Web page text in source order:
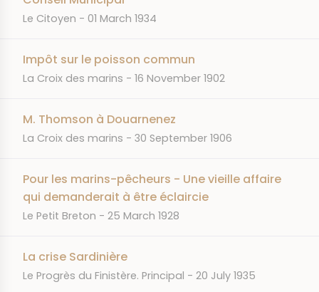
JOURNAL
Le Citoyen DATE
01 March 1934
Impôt sur le poisson commun
JOURNAL
La Croix des marins DATE
16 November 1902
M. Thomson à Douarnenez
JOURNAL
La Croix des marins DATE
30 September 1906
Pour les marins-pêcheurs - Une vieille affaire
qui demanderait à être éclaircie
JOURNAL
Le Petit Breton DATE
25 March 1928
La crise Sardinière
JOURNAL
Le Progrès du Finistère. Principal DATE
20 July 1935